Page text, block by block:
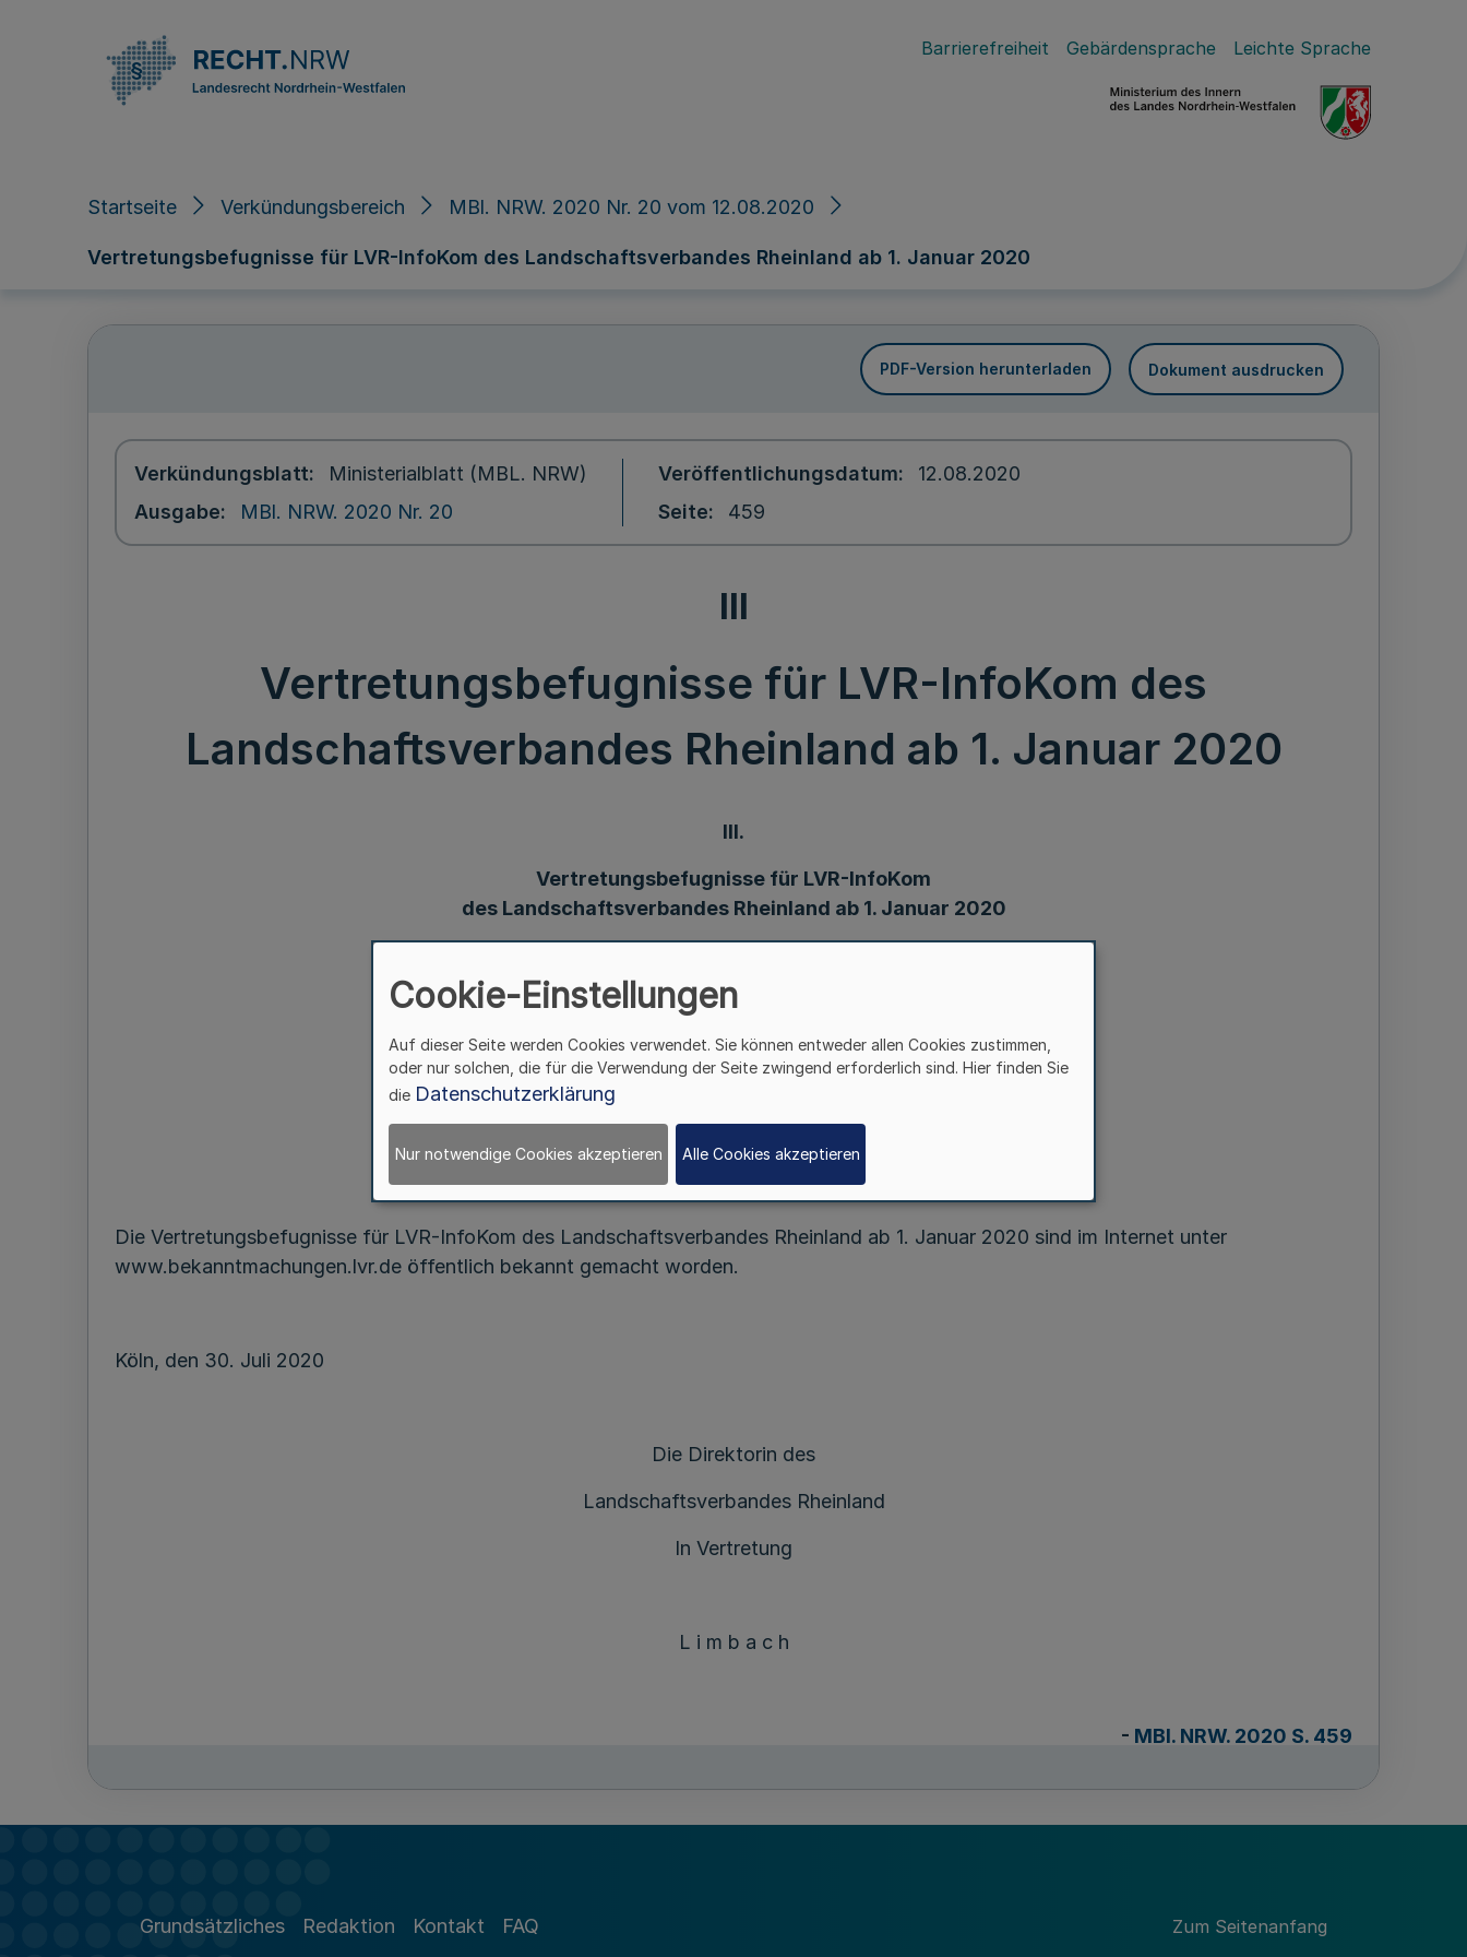
Barrierefreiheit Gebärdensprache Leichte Sprache
Startseite Verkündungsbereich MBl. NRW. 2020 Nr. 20 vom 12.08.2020
Vertretungsbefugnisse für LVR-InfoKom des Landschaftsverbandes Rheinland ab 1. Januar 2020
PDF-Version herunterladen Dokument ausdrucken
Verkündungsblatt
Ministerialblatt (MBL. NRW)
Ausgabe
MBl. NRW. 2020 Nr. 20
Veröffentlichungsdatum
12.08.2020
Seite
459
III
Vertretungsbefugnisse für LVR-InfoKom des
Landschaftsverbandes Rheinland ab 1. Januar 2020
III.
Vertretungsbefugnisse für LVR-InfoKom
des Landschaftsverbandes Rheinland ab 1. Januar 2020
Bekanntmachung des Landschaftsverbandes Rheinland
Die Vertretungsbefugnisse für LVR-InfoKom des Landschaftsverbandes Rheinland ab 1. Januar 2020 sind im Internet unter
www.bekanntmachungen.lvr.de öffentlich bekannt gemacht worden.
Köln, den 30. Juli 2020
Die Direktorin des
Landschaftsverbandes Rheinland
In Vertretung
L i m b a c h
- MBl. NRW. 2020 S. 459
Grundsätzliches Redaktion Kontakt FAQ Zum Seitenanfang
Cookie-Einstellungen
Auf dieser Seite werden Cookies verwendet. Sie können entweder allen Cookies zustimmen,
oder nur solchen, die für die Verwendung der Seite zwingend erforderlich sind. Hier finden Sie
die Datenschutzerklärung
Nur notwendige Cookies akzeptieren Alle Cookies akzeptieren